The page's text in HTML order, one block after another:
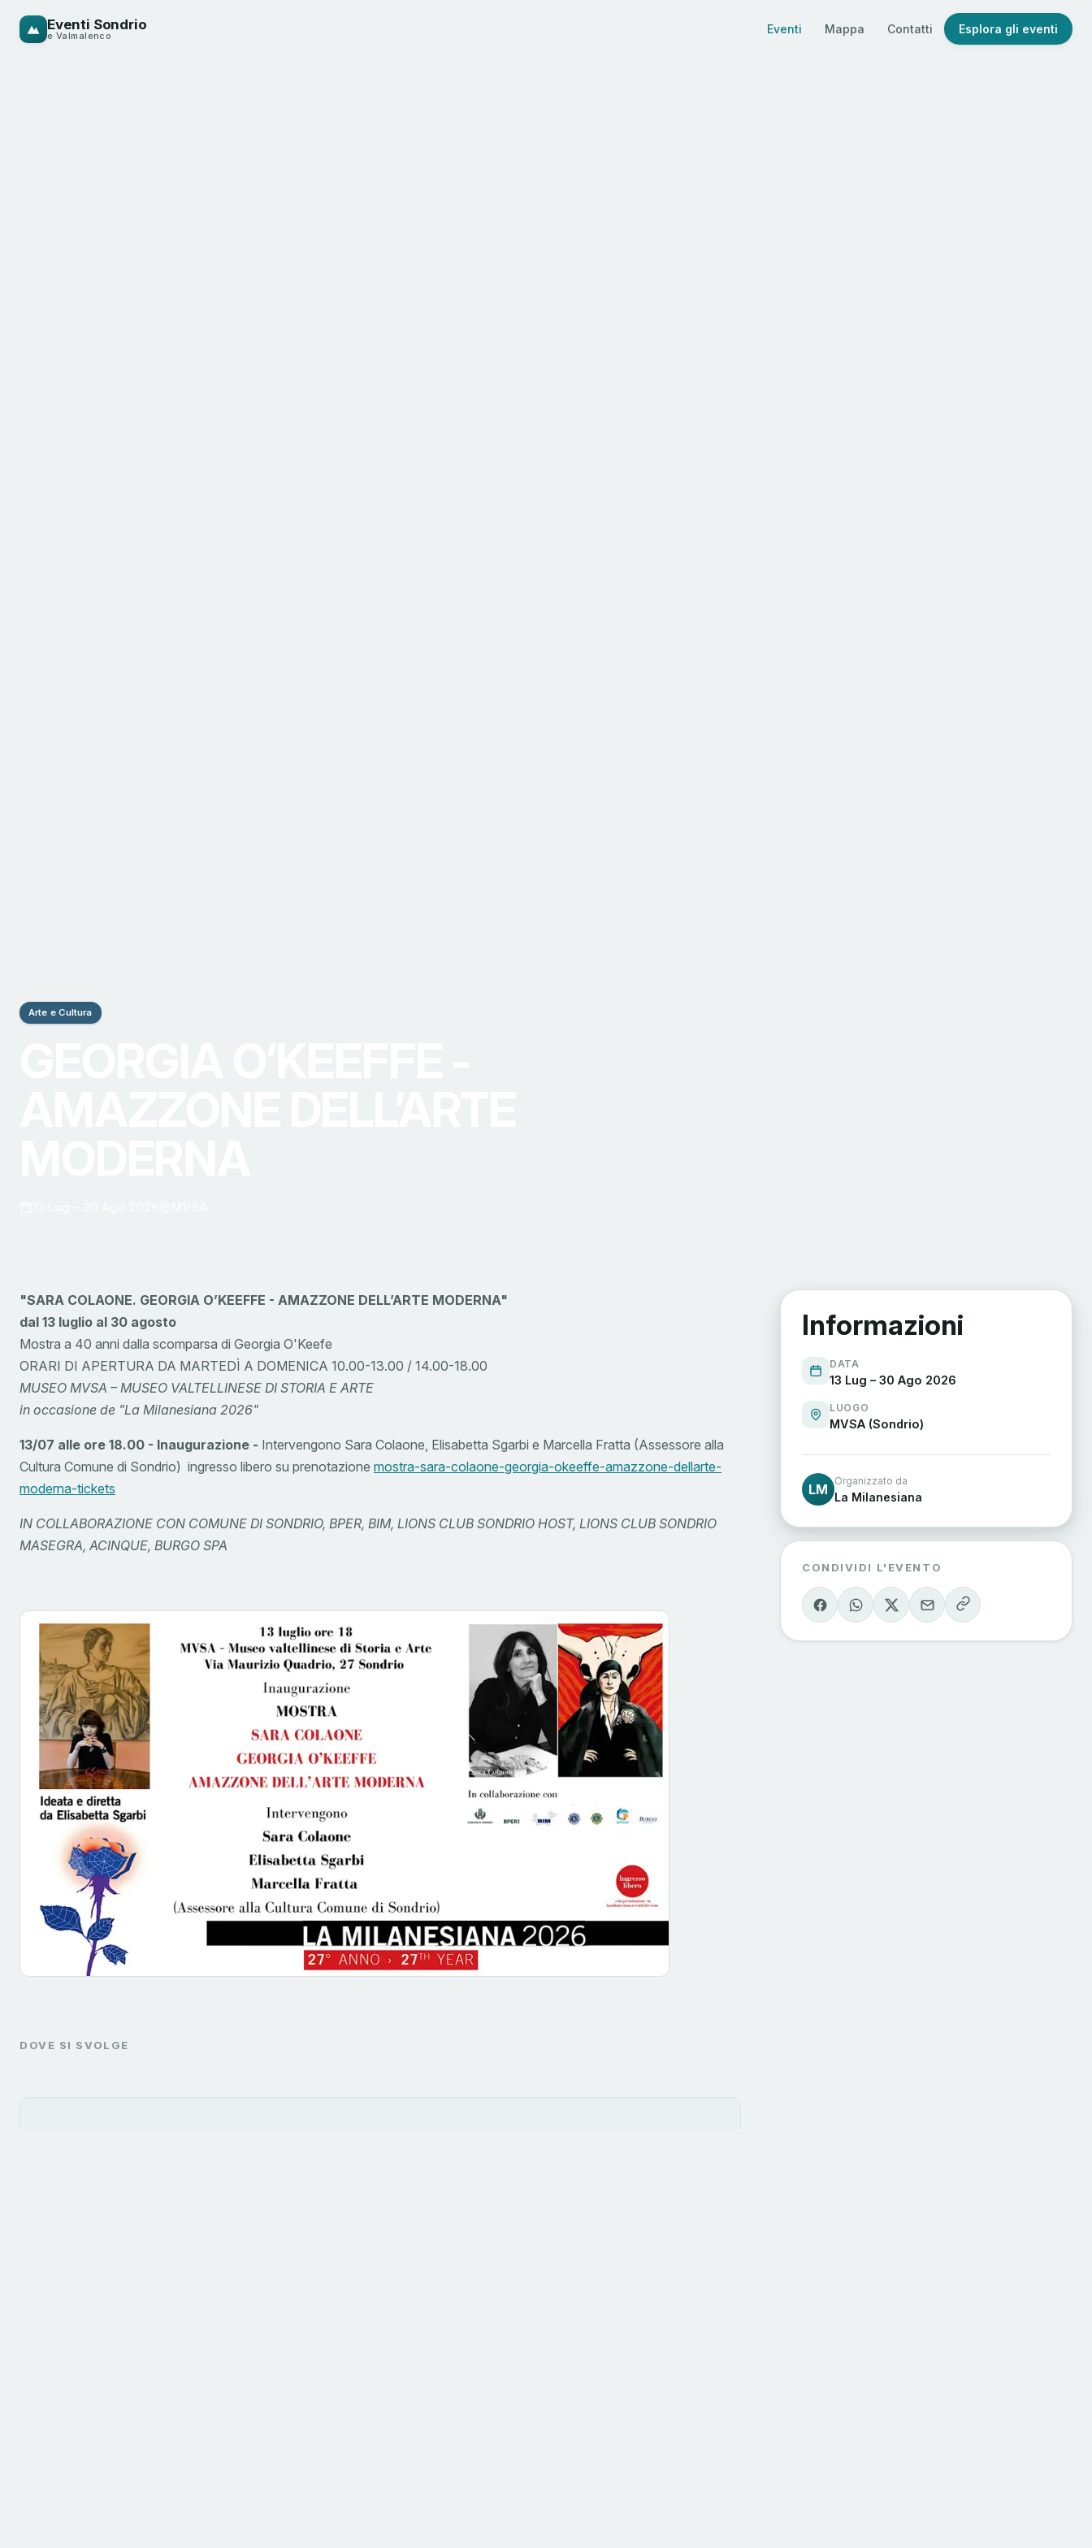
Eventi Sondrio
e Valmalenco Eventi Mappa Contatti Esplora gli eventi
Arte e Cultura
"SARA COLAONE. GEORGIA O’KEEFFE - AMAZZONE DELL’ARTE MODERNA"
dal 13 luglio al 30 agosto
Mostra a 40 anni dalla scomparsa di Georgia O'Keefe
ORARI DI APERTURA DA MARTEDÌ A DOMENICA 10.00-13.00 / 14.00-18.00
MUSEO MVSA – MUSEO VALTELLINESE DI STORIA E ARTE
in occasione de "La Milanesiana 2026"
13/07 alle ore 18.00 - Inaugurazione - Intervengono Sara Colaone, Elisabetta Sgarbi e Marcella Fratta (Assessore alla
Cultura Comune di Sondrio) ingresso libero su prenotazione mostra-sara-colaone-georgia-okeeffe-amazzone-dellarte-
moderna-tickets
IN COLLABORAZIONE CON COMUNE DI SONDRIO, BPER, BIM, LIONS CLUB SONDRIO HOST, LIONS CLUB SONDRIO
MASEGRA, ACINQUE, BURGO SPA
DOVE SI SVOLGE
Informazioni
DATA
13 Lug – 30 Ago 2026
LUOGO
MVSA (Sondrio)
LM
Organizzato da
La Milanesiana
CONDIVIDI L'EVENTO